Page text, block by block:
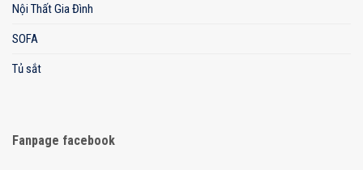
Nội Thất Gia Đình
SOFA
Tủ sắt
Fanpage facebook